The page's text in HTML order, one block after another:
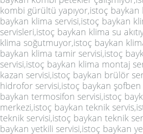
kombi gürültü yapıyor,istoç baykan
baykan klima servisi,istoç baykan
servisleri,istoç baykan klima su
klima soğutmuyor,istoç baykan
baykan klima tamir servisi,istoç
servisi,istoç baykan klima montaj
kazan servisi,istoç baykan brülör
hidrofor servisi,istoç baykan şofben
baykan termosifon servisi,istoç
merkezi,istoç baykan teknik
teknik servisi,istoç baykan teknik
baykan yetkili servisi,istoç baykan